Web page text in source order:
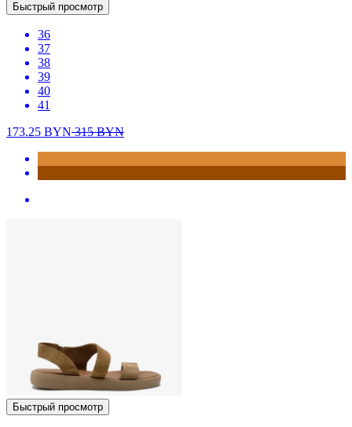
Быстрый просмотр
36
37
38
39
40
41
173.25 BYN315BYN
Быстрый просмотр